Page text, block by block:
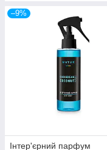
–9%
Інтер'єрний парфум